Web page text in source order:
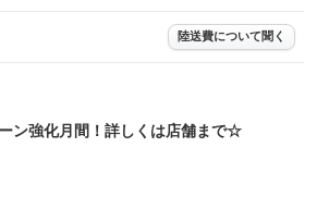
陸送費について聞く
ン強化月間！詳しくは店舗まで☆